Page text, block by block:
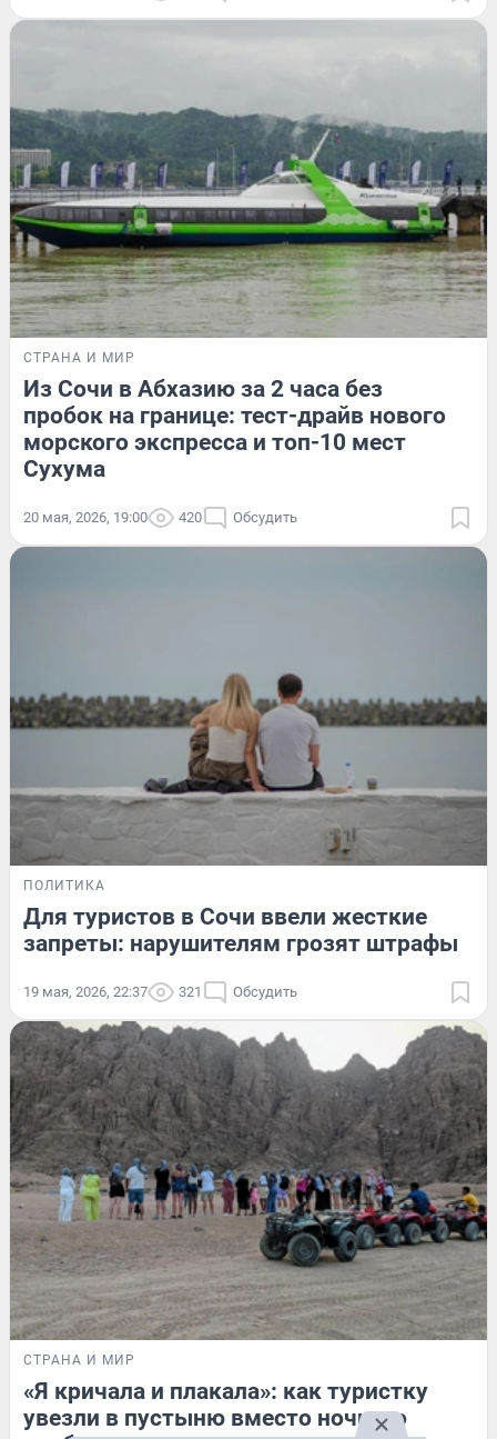
СТРАНА И МИР
Из Сочи в Абхазию за 2 часа без
пробок на границе: тест-драйв нового
морского экспресса и топ-10 мест
Сухума
20 мая, 2026, 19:00 420 Обсудить
ПОЛИТИКА
Для туристов в Сочи ввели жесткие
запреты: нарушителям грозят штрафы
19 мая, 2026, 22:37 321 Обсудить
СТРАНА И МИР
«Я кричала и плакала»: как туристку
увезли в пустыню вместо ночного